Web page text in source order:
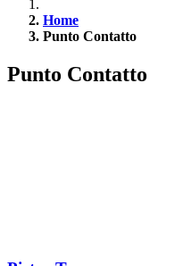
Home
Punto Contatto
Punto Contatto